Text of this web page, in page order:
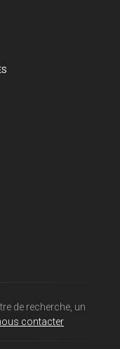
de recherche, un
contacter